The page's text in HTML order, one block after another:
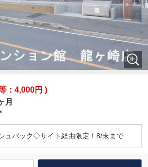
：4,000円 )
月
ュバック◇サイト経由限定！8/末まで